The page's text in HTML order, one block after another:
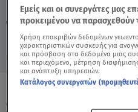
Παρασκευή 7 Αυγούστου 2026
28.01.21, 12:04 ΖΩΔΙΑ
ΟΛΑ ΤΑ ΒΙΝΤΕΟ
Εμείς και οι συνεργάτες μας
προκειμένου να παρασχεθούν
Χρήση επακριβών δεδομένων
χαρακτηριστικών συσκευής για
και πρόσβαση στα δεδομένα μιας
και περιεχόμενο, μέτρηση
και ανάπτυξη υπηρεσιών.
Κατάλογος συνεργατών